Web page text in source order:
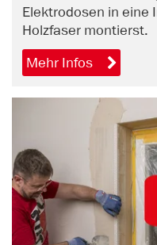
Elektrodosen in eine
Holzfaser montierst.
Mehr Infos